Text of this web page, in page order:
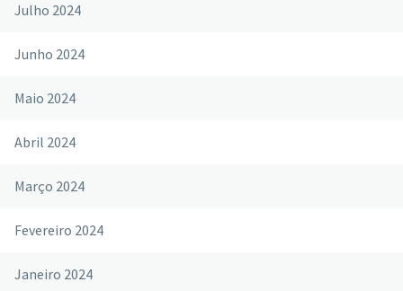
Julho 2024
Junho 2024
Maio 2024
Abril 2024
Março 2024
Fevereiro 2024
Janeiro 2024